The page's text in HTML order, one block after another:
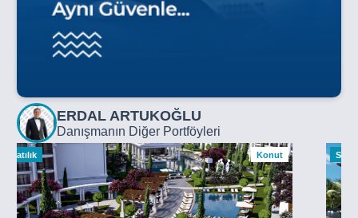
ERDAL ARTUKOĞLU
Danışmanın Diğer Portföyleri
Satılık Konut